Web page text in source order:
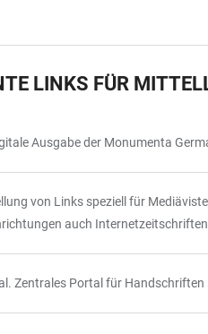
LINKS FÜR
Ausgabe der Monumenta
von Links speziell für
auch
Zentrales Portal für Handschriften